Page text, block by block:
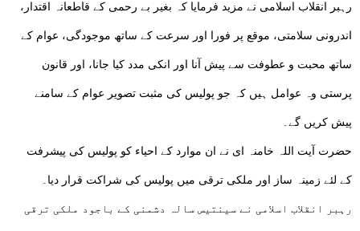
رہبر انقلاب اسلامی نے مزید فرمایا کہ بغیر بے رحمی کے قاطعانہ اقتدار،
اندرونی سلامتی، موقع پر فورا اور سرعت کے ساتھ موجودگی، عوام کے
ساتھ محبت و عطوفت سے پیش آنا اور انکی مدد کیا جانا، اور قانون
پرستی وہ عوامل ہیں کہ جو پولیس کی مثبت تصویر عوام کے سامنے
پیش کریں گے۔
حضرت آیت اللہ خامنہ ای نے ان موارد کے احیاء کو پولیس کی پیشرفت
کے لئے زمینہ ساز اور ملکی ترقی میں پولیس کی شراکت قرار دیا۔
رہبر انقلاب اسلامی نے سینتیس سالہ دشمنی کے باجود ملکی ترقی